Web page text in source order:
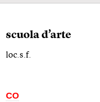
scuola d’arte
loc.s.f.
CO